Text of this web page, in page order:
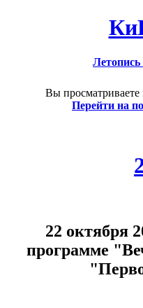
Вы
Перейти на
22 октября
программе